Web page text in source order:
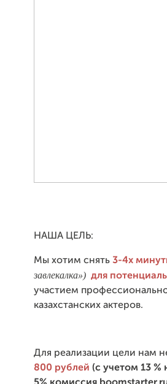
НАША ЦЕЛЬ:
Мы хотим снять 3-4х
завлекалка») для
участием
казахстанских актеров.
Для реализации цели нам
800 рублей (с учетом 13 %